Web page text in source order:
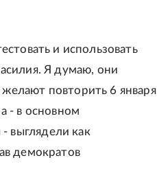
и использовать
Я думаю, они
повторить 6 января
- в основном
выглядели как
демократов